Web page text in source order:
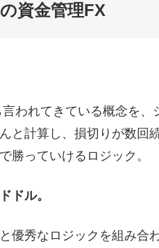
資金管理FX
われてきている概念を
と計算し、損切りが数
勝っていけるロジック。
ドル。
優秀なロジックを組み合